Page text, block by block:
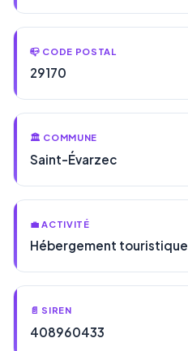
📪 CODE POSTAL
29170
🏛️ COMMUNE
Saint-Évarzec
💼 ACTIVITÉ
Hébergement touristique
📄 SIREN
408960433